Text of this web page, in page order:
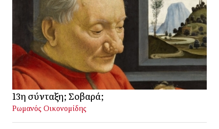
13η σύνταξη; Σοβαρά;
Ρωμανός Οικονομίδης